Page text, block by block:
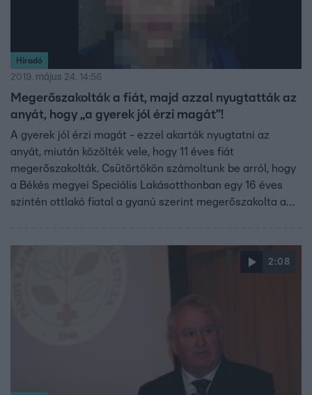
Híradó
2019. május 24. 14:56
Megerőszakolták a fiát, majd azzal nyugtatták az
anyát, hogy „a gyerek jól érzi magát”!
A gyerek jól érzi magát - ezzel akarták nyugtatni az
anyát, miután közölték vele, hogy 11 éves fiát
megerőszakolták. Csütörtökön számoltunk be arról, hogy
a Békés megyei Speciális Lakásotthonban egy 16 éves
szintén ottlakó fiatal a gyanú szerint megerőszakolta a
2:08